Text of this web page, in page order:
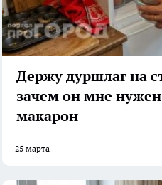
Держу дуршлаг на
зачем он мне
макарон
25 марта